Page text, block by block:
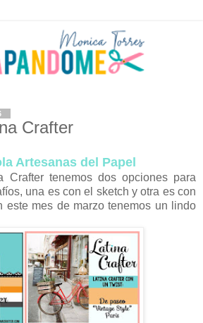
Crafter
Artesanas del Papel
Crafter tenemos dos opciones para
una es con el sketch y otra es con
este mes de marzo tenemos un lindo